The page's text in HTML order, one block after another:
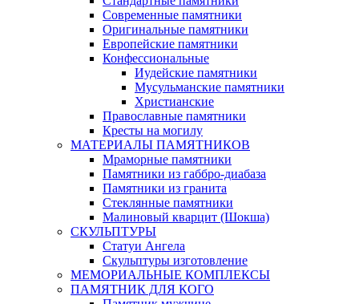
Современные памятники
Оригинальные памятники
Европейские памятники
Конфессиональные
Иудейские памятники
Мусульманские памятники
Христианские
Православные памятники
Кресты на могилу
МАТЕРИАЛЫ ПАМЯТНИКОВ
Мраморные памятники
Памятники из габбро-диабаза
Памятники из гранита
Стеклянные памятники
Малиновый кварцит (Шокша)
СКУЛЬПТУРЫ
Статуи Ангела
Скульптуры изготовление
МЕМОРИАЛЬНЫЕ КОМПЛЕКСЫ
ПАМЯТНИК ДЛЯ КОГО